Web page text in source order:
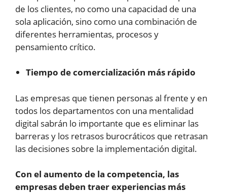
de los clientes, no como una capacidad de una
sola aplicación, sino como una combinación de
diferentes herramientas, procesos y
pensamiento crítico.
Tiempo de comercialización más rápido
Las empresas que tienen personas al frente y en
todos los departamentos con una mentalidad
digital sabrán lo importante que es eliminar las
barreras y los retrasos burocráticos que retrasan
las decisiones sobre la implementación digital.
Con el aumento de la competencia, las
empresas deben traer experiencias más